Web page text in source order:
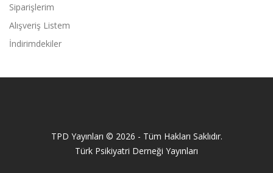
Siparişlerim
Alışveriş Listem
İndirimdekiler
TPD Yayınları © 2026 - Tüm Hakları Saklıdır.
Türk Psikiyatri Derneği Yayınları